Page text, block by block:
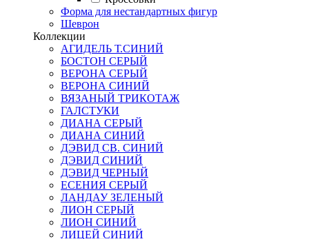
Форма для нестандартных фигур
Шеврон
Коллекции
АГИДЕЛЬ Т.СИНИЙ
БОСТОН СЕРЫЙ
ВЕРОНА СЕРЫЙ
ВЕРОНА СИНИЙ
ВЯЗАНЫЙ ТРИКОТАЖ
ГАЛСТУКИ
ДИАНА СЕРЫЙ
ДИАНА СИНИЙ
ДЭВИД СВ. СИНИЙ
ДЭВИД СИНИЙ
ДЭВИД ЧЕРНЫЙ
ЕСЕНИЯ СЕРЫЙ
ЛАНДАУ ЗЕЛЕНЫЙ
ЛИОН СЕРЫЙ
ЛИОН СИНИЙ
ЛИЦЕЙ СИНИЙ